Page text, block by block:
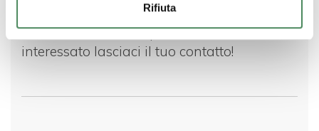
Rifiuta
Lavoriamo per offrirvi sempre contenuti
freschi come i nostri prodotti. Se sei
interessato lasciaci il tuo contatto!